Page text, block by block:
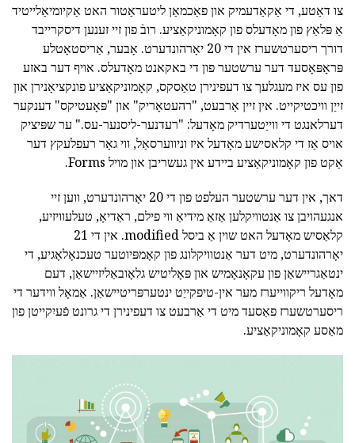
צו דאַטע, די אַקאַדעמיק און פאַכמאַן ליטעראַטור האט אַקיומיאַלייטיד
אַ פּלאַץ פון מאָדעלס פון קאָמוניקאַציע. רובֿ פון זיי זענען דיסקרייבד
דורך ריסערטשערז אין די 20 יאָרהונדערט. אָבער, אַריסטאָטלע
פּראָפּאָסעד דער ערשטער פון די באקאנט מאָדעלס. אויף דער באזע
פון עס איז מעגלעך צו דעפינירן טאַסקס, קאָמוניקאַציע פונקציאָנירן און
זייַן וויכטיקייט. אין זיין אַרבעט, "רהעטאָריק" און "פּאָעטיקס" דענקער
דערלאנגט די ווייַטערדיק מאָדעל: "רעדנער-ליסנער-עס." ער שפּיציק
אויס אַז די קלאסישע מאָדעל איז וניווערסאַל, ווי גאָר רעפלעקץ דער
אַקט פון קאָמוניקאַציע ביידע אין געשריבן און מויל Forms.
דאך, אין דער ערשטער העלפט פון די 20 יאָרהונדערט, ווען זיי
אנגעהויבן צו אַנטוויקלען אַזאַ מידיאַ ווי פילם, ראַדיאָ, טעלעוויזיע,
קלאַסיש מאָדעל האט שוין אַ ביסל modified. אין די 21
יאָרהונדערט, מיט דער אַנטוויקלונג פון קאָמפּיוטער טעכנאָלאָגיע, די
ינטאַגריישאַן פון עקאָנאָמיש און פּאָליטיש גלאָובאַליזיישאַן, דעם
מאָדעל ריקווייערז מער אין-טיפקייַט ינטערפּריטיישאַן. אַמאָל ווידער די
ריסערטשערז פאַסעד מיט די אַרבעט צו דעפינירן די גרונט פֿעיִקייטן פון
מאַסע קאָמוניקאַציע.